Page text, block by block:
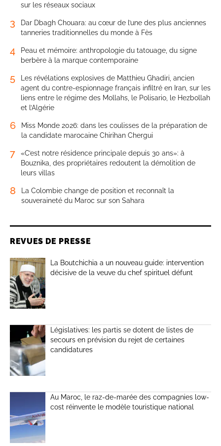
sur les réseaux sociaux
3
Dar Dbagh Chouara: au cœur de l’une des plus anciennes
tanneries traditionnelles du monde à Fès
4
Peau et mémoire: anthropologie du tatouage, du signe
berbère à la marque contemporaine
5
Les révélations explosives de Matthieu Ghadiri, ancien
agent du contre-espionnage français infiltré en Iran, sur les
liens entre le régime des Mollahs, le Polisario, le Hezbollah
et l’Algérie
6
Miss Monde 2026: dans les coulisses de la préparation de
la candidate marocaine Chirihan Chergui
7
«C’est notre résidence principale depuis 30 ans»: à
Bouznika, des propriétaires redoutent la démolition de
leurs villas
8
La Colombie change de position et reconnaît la
souveraineté du Maroc sur son Sahara
REVUES DE PRESSE
La Boutchichia a un nouveau guide: intervention
décisive de la veuve du chef spirituel défunt
Législatives: les partis se dotent de listes de
secours en prévision du rejet de certaines
candidatures
Au Maroc, le raz-de-marée des compagnies low-
cost réinvente le modèle touristique national